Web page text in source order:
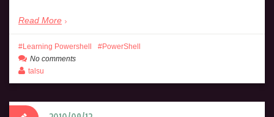
Read More
Learning Powershell
PowerShell
No comments
talsu